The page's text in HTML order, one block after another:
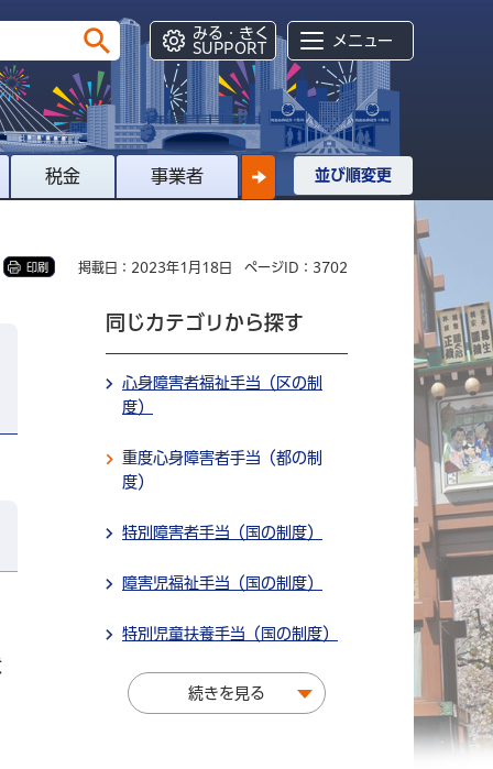
みる・きく
SUPPORT
メニュー
税金 事業者 並び順変更
印刷 掲載日：2023年1月18日 ページID：3702
同じカテゴリから探す
心身障害者福祉手当（区の制
度）
重度心身障害者手当（都の制
度）
特別障害者手当（国の制度）
障害児福祉手当（国の制度）
特別児童扶養手当（国の制度）
続きを見る